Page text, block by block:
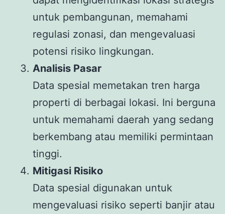
untuk pembangunan, memahami
regulasi zonasi, dan mengevaluasi
potensi risiko lingkungan.
Analisis Pasar
Data spesial memetakan tren harga
properti di berbagai lokasi. Ini berguna
untuk memahami daerah yang sedang
berkembang atau memiliki permintaan
tinggi.
Mitigasi Risiko
Data spesial digunakan untuk
mengevaluasi risiko seperti banjir atau